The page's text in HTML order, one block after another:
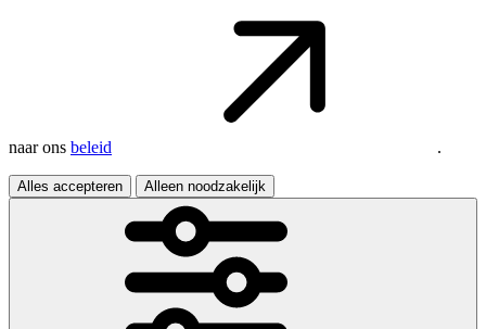
naar ons beleid .
Alles accepteren Alleen noodzakelijk